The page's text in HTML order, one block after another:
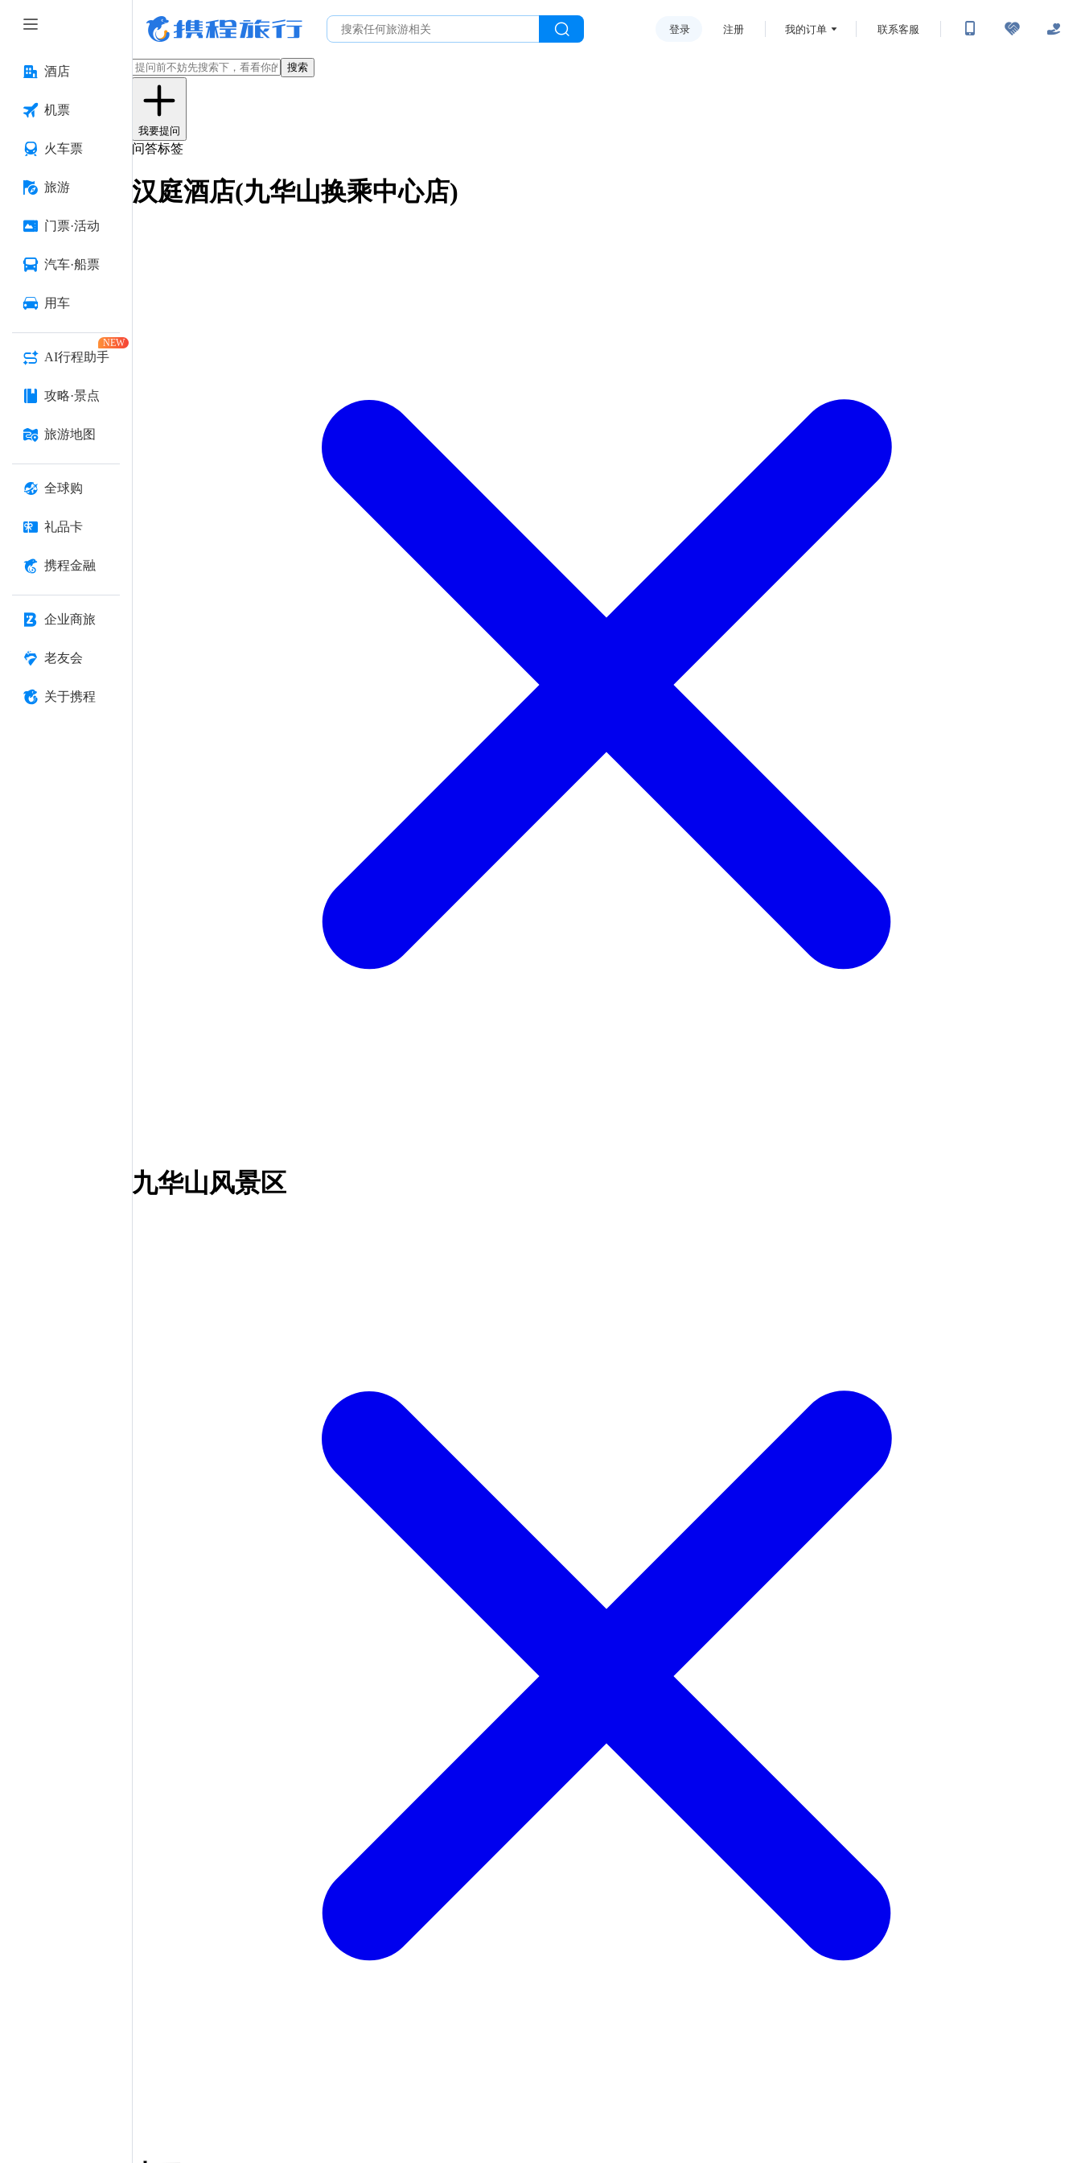
酒店
机票
火车票
旅游
门票·活动
汽车·船票
用车
AI行程助手
NEW
攻略·景点
旅游地图
全球购
礼品卡
携程金融
企业商旅
老友会
关于携程
登录 注册 我的订单 联系客服
搜索
我要提问
问答标签
汉庭酒店(九华山换乘中心店)
九华山风景区